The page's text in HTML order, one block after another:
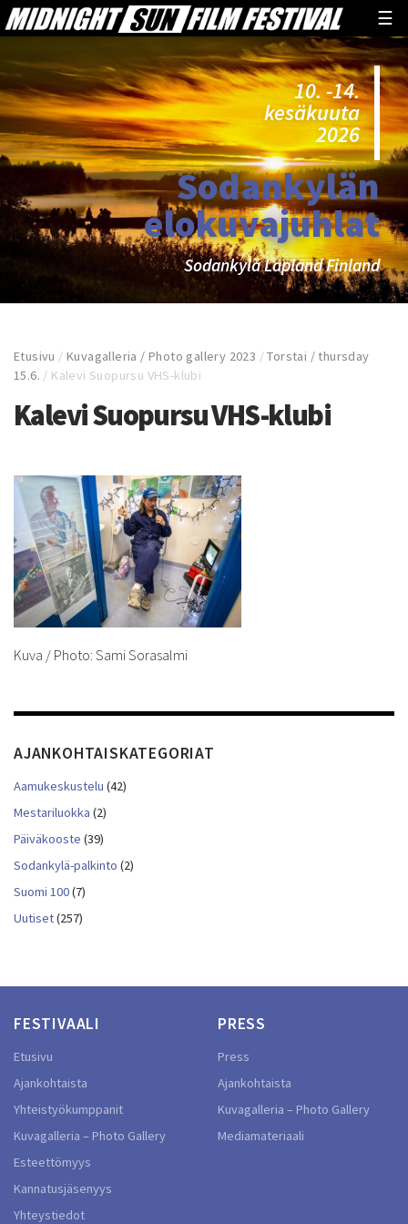
☰
10. -14.
kesäkuuta
2026
Sodankylän
elokuvajuhlat
Sodankylä Lapland Finland
Etusivu /Kuvagalleria / Photo gallery 2023 /Torstai / thursday
15.6. / Kalevi Suopursu VHS-klubi
Kalevi Suopursu VHS-klubi
Kuva / Photo: Sami Sorasalmi
AJANKOHTAISKATEGORIAT
Aamukeskustelu (42)
Mestariluokka (2)
Päiväkooste (39)
Sodankylä-palkinto (2)
Suomi 100(7)
Uutiset(257)
FESTIVAALI
Etusivu
Ajankohtaista
Yhteistyökumppanit
Kuvagalleria – Photo Gallery
Esteettömyys
Kannatusjäsenyys
Yhteystiedot
PRESS
Press
Ajankohtaista
Kuvagalleria – Photo Gallery
Mediamateriaali